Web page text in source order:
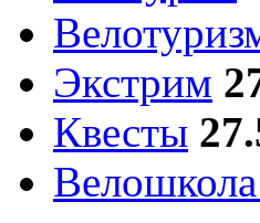
Экстрим
Квесты